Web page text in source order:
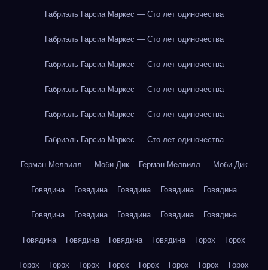
Габриэль Гарсиа Маркес — Сто лет одиночества
Габриэль Гарсиа Маркес — Сто лет одиночества
Габриэль Гарсиа Маркес — Сто лет одиночества
Габриэль Гарсиа Маркес — Сто лет одиночества
Габриэль Гарсиа Маркес — Сто лет одиночества
Габриэль Гарсиа Маркес — Сто лет одиночества
Герман Мелвилл — Моби Дик Герман Мелвилл — Моби Дик
Говядина Говядина Говядина Говядина Говядина
Говядина Говядина Говядина Говядина Говядина
Говядина Говядина Говядина Говядина Горох Горох
Горох Горох Горох Горох Горох Горох Горох Горох